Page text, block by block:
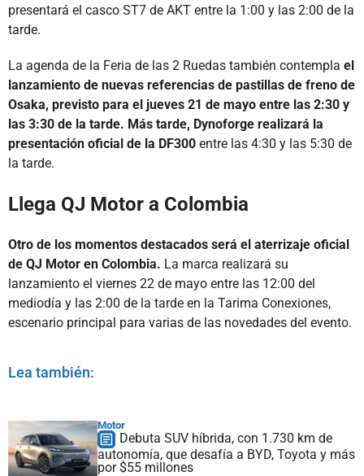
presentará el casco ST7 de AKT entre la 1:00 y las 2:00 de la
tarde.
La agenda de la Feria de las 2 Ruedas también contempla el
lanzamiento de nuevas referencias de pastillas de freno de
Osaka, previsto para el jueves 21 de mayo entre las 2:30 y
las 3:30 de la tarde. Más tarde, Dynoforge realizará la
presentación oficial de la DF300 entre las 4:30 y las 5:30 de
la tarde.
Llega QJ Motor a Colombia
Otro de los momentos destacados será el aterrizaje oficial
de QJ Motor en Colombia. La marca realizará su
lanzamiento el viernes 22 de mayo entre las 12:00 del
mediodía y las 2:00 de la tarde en la Tarima Conexiones,
escenario principal para varias de las novedades del evento.
Lea también:
Motor
Debuta SUV híbrida, con 1.730 km de
autonomía, que desafía a BYD, Toyota y más
por $55 millones